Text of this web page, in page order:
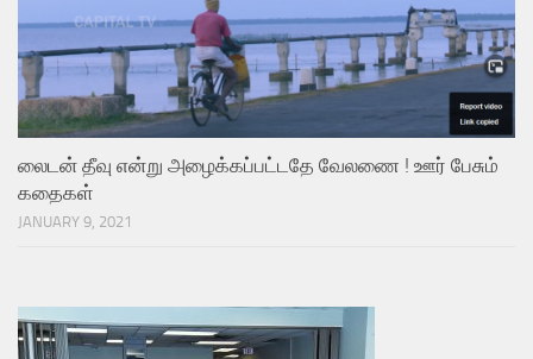
லைடன் தீவு என்று அழைக்கப்பட்டதே வேலணை ! ஊர் பேசும்
கதைகள்
JANUARY 9, 2021